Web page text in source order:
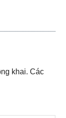
khai. Các